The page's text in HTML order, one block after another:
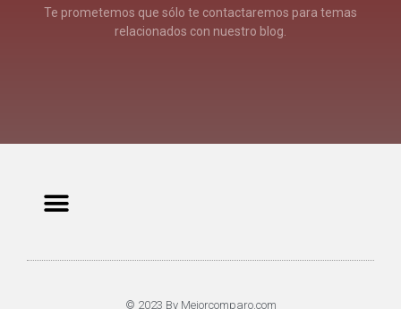
Te prometemos que sólo te contactaremos para temas
relacionados con nuestro blog.
© 2023 By Mejorcomparo.com